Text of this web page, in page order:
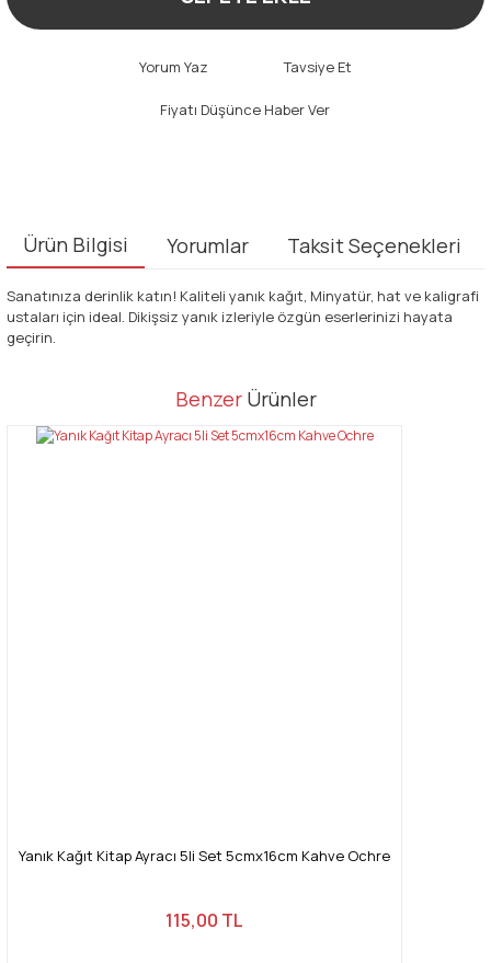
Yorum Yaz Tavsiye Et
Fiyatı Düşünce Haber Ver
Ürün Bilgisi Yorumlar Taksit Seçenekleri
Sanatınıza derinlik katın! Kaliteli yanık kağıt, Minyatür, hat ve kaligrafi
ustaları için ideal. Dikişsiz yanık izleriyle özgün eserlerinizi hayata
geçirin.
Bu ürüne ilk yorumu siz yapın!
Bu ürünün fiyat bilgisi, resim, ürün açıklamalarında ve diğer
tarafımıza iletebilirsiniz.
Benzer Ürünler
Yanık Kağıt Kitap Ayracı 5li Set 5cmx16cm Kahve Ochre
115,00 TL